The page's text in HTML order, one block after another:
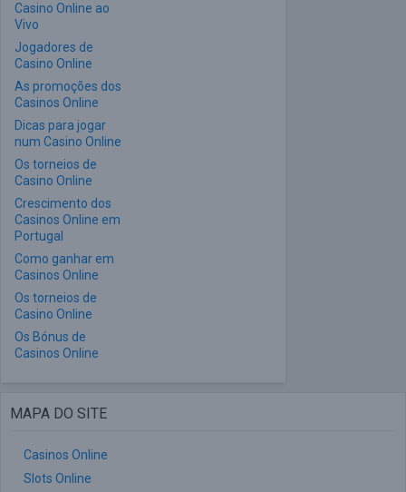
Casino Online ao
Vivo
Jogadores de
Casino Online
As promoções dos
Casinos Online
Dicas para jogar
num Casino Online
Os torneios de
Casino Online
Crescimento dos
Casinos Online em
Portugal
Como ganhar em
Casinos Online
Os torneios de
Casino Online
Os Bónus de
Casinos Online
MAPA DO SITE
Casinos Online
Slots Online